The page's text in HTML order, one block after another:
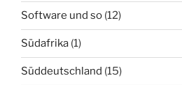
Software und so (12)
Südafrika (1)
Süddeutschland (15)